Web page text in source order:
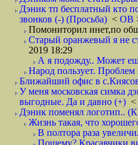
Дэник тп бесплатный кто
звонков (-) (Просьба) < ОВ
Помониторил инет,по
Старый оранжевый я не
2019 18:29
А я подожду.. Может
Народ пользует.
Ближайший офис в
У меня московская симка
выгодные. Да и давно (+) <
Дэник поменял логотип..
Жизнь такая, что
В полтора раза
Пошему? Красавчики